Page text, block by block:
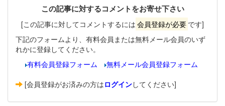
この記事に対するコメントをお寄せ下さい
[この記事に対してコメントするには 会員登録が必要 です]
下記のフォームより、有料会員または無料メール会員のいず
れかに登録してください。
有料会員登録フォーム
無料メール会員登録フォーム
[会員登録がお済みの方はログインしてください]